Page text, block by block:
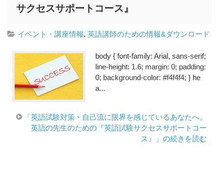
サクセスサポートコース』
イベント・講座情報,英語講師のための情報&ダウンロード
body { font-family: Arial, sans-serif;
line-height: 1.6; margin: 0; padding:
0; background-color: #f4f4f4; } he
a...
「英語試験対策・自己流に限界を感じているあなたへ。
英語の先生のための『英語試験サクセスサポートコー
ス』」の続きを読む